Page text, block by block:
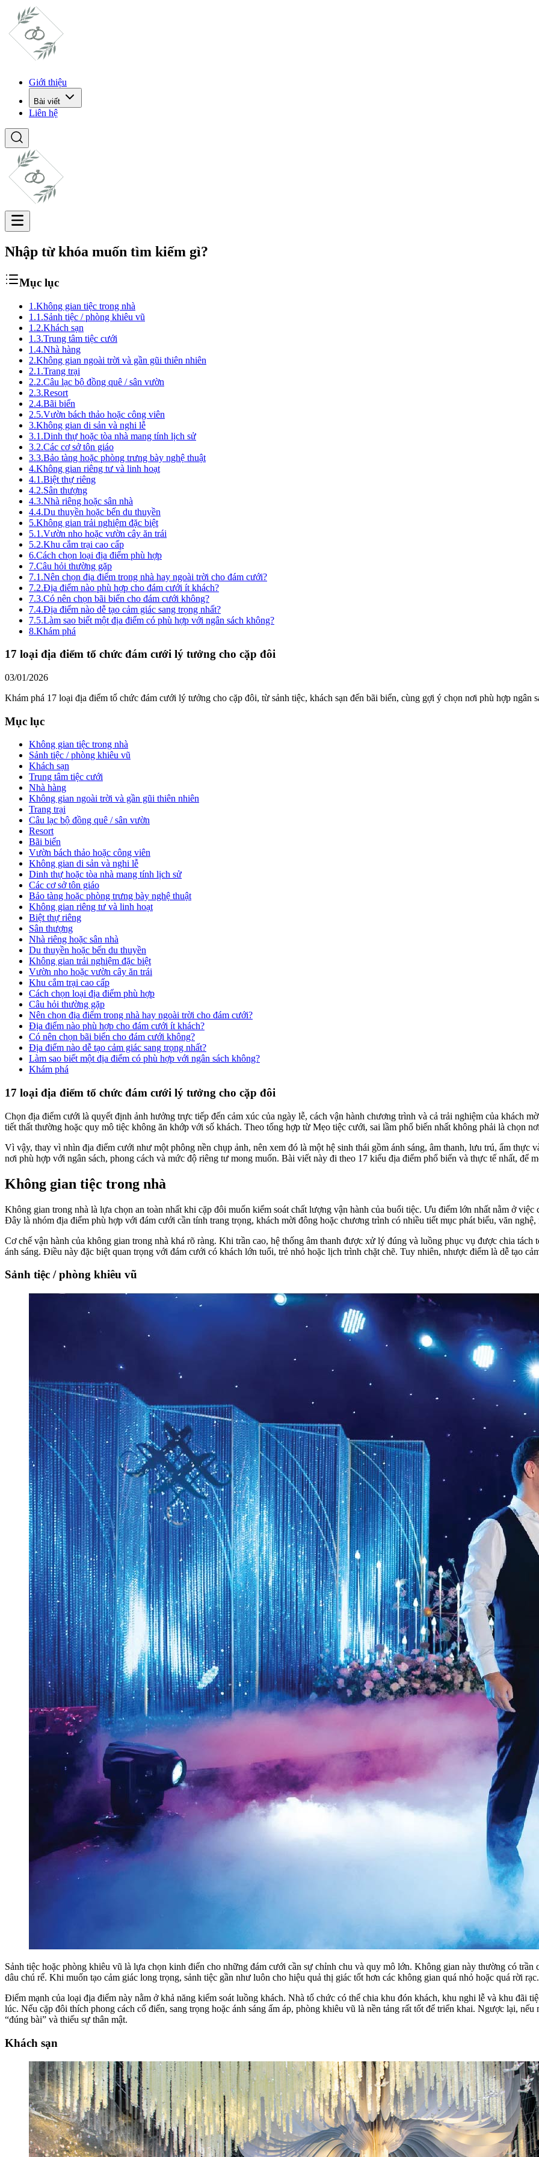
Giới thiệu
Bài viết
Liên hệ
Nhập từ khóa muốn tìm kiếm gì?
Mục lục
1.Không gian tiệc trong nhà
1.1.Sảnh tiệc / phòng khiêu vũ
1.2.Khách sạn
1.3.Trung tâm tiệc cưới
1.4.Nhà hàng
2.Không gian ngoài trời và gần gũi thiên nhiên
2.1.Trang trại
2.2.Câu lạc bộ đồng quê / sân vườn
2.3.Resort
2.4.Bãi biển
2.5.Vườn bách thảo hoặc công viên
3.Không gian di sản và nghi lễ
3.1.Dinh thự hoặc tòa nhà mang tính lịch sử
3.2.Các cơ sở tôn giáo
3.3.Bảo tàng hoặc phòng trưng bày nghệ thuật
4.Không gian riêng tư và linh hoạt
4.1.Biệt thự riêng
4.2.Sân thượng
4.3.Nhà riêng hoặc sân nhà
4.4.Du thuyền hoặc bến du thuyền
5.Không gian trải nghiệm đặc biệt
5.1.Vườn nho hoặc vườn cây ăn trái
5.2.Khu cắm trại cao cấp
6.Cách chọn loại địa điểm phù hợp
7.Câu hỏi thường gặp
7.1.Nên chọn địa điểm trong nhà hay ngoài trời cho đám cưới?
7.2.Địa điểm nào phù hợp cho đám cưới ít khách?
7.3.Có nên chọn bãi biển cho đám cưới không?
7.4.Địa điểm nào dễ tạo cảm giác sang trọng nhất?
7.5.Làm sao biết một địa điểm có phù hợp với ngân sách không?
8.Khám phá
17 loại địa điểm tổ chức đám cưới lý tưởng cho cặp đôi
03/01/2026
Khám phá 17 loại địa điểm tổ chức đám cưới lý tưởng cho cặp đôi, từ sảnh tiệc, khách sạn đến bãi biển, cùng gợi ý chọn nơi phù hợp ngân
Mục lục
Không gian tiệc trong nhà
Sảnh tiệc / phòng khiêu vũ
Khách sạn
Trung tâm tiệc cưới
Nhà hàng
Không gian ngoài trời và gần gũi thiên nhiên
Trang trại
Câu lạc bộ đồng quê / sân vườn
Resort
Bãi biển
Vườn bách thảo hoặc công viên
Không gian di sản và nghi lễ
Dinh thự hoặc tòa nhà mang tính lịch sử
Các cơ sở tôn giáo
Bảo tàng hoặc phòng trưng bày nghệ thuật
Không gian riêng tư và linh hoạt
Biệt thự riêng
Sân thượng
Nhà riêng hoặc sân nhà
Du thuyền hoặc bến du thuyền
Không gian trải nghiệm đặc biệt
Vườn nho hoặc vườn cây ăn trái
Khu cắm trại cao cấp
Cách chọn loại địa điểm phù hợp
Câu hỏi thường gặp
Nên chọn địa điểm trong nhà hay ngoài trời cho đám cưới?
Địa điểm nào phù hợp cho đám cưới ít khách?
Có nên chọn bãi biển cho đám cưới không?
Địa điểm nào dễ tạo cảm giác sang trọng nhất?
Làm sao biết một địa điểm có phù hợp với ngân sách không?
Khám phá
17 loại địa điểm tổ chức đám cưới lý tưởng cho cặp đôi
Chọn địa điểm cưới là quyết định ảnh hưởng trực tiếp đến cảm xúc của ngày lễ, cách vận hành chương trình và cả trải nghiệm của khách
tiết thất thường hoặc quy mô tiệc không ăn khớp với số khách. Theo tổng hợp từ Mẹo tiệc cưới, sai lầm phổ biến nhất không phải là chọn
Vì vậy, thay vì nhìn địa điểm cưới như một phông nền chụp ảnh, nên xem đó là một hệ sinh thái gồm ánh sáng, âm thanh, lưu trú, ẩm
nơi phù hợp với ngân sách, phong cách và mức độ riêng tư mong muốn. Bài viết này đi theo 17 kiểu địa điểm phổ biến và thực tế nhất, để
Không gian tiệc trong nhà
Không gian trong nhà là lựa chọn an toàn nhất khi cặp đôi muốn kiểm soát chất lượng vận hành của buổi tiệc. Ưu điểm lớn nhất nằm ở
Đây là nhóm địa điểm phù hợp với đám cưới cần tính trang trọng, khách mời đông hoặc chương trình có nhiều tiết mục phát biểu, văn nghệ,
Cơ chế vận hành của không gian trong nhà khá rõ ràng. Khi trần cao, hệ thống âm thanh được xử lý đúng và luồng phục vụ được chia
ánh sáng. Điều này đặc biệt quan trọng với đám cưới có khách lớn tuổi, trẻ nhỏ hoặc lịch trình chặt chẽ. Tuy nhiên, nhược điểm là dễ tạo
Sảnh tiệc / phòng khiêu vũ
Sảnh tiệc hoặc phòng khiêu vũ là lựa chọn kinh điển cho những đám cưới cần sự chỉnh chu và quy mô lớn. Không gian này thường có trần
dâu chú rể. Khi muốn tạo cảm giác long trọng, sảnh tiệc gần như luôn cho hiệu quả thị giác tốt hơn các không gian quá nhỏ hoặc quá rời rạc.
Điểm mạnh của loại địa điểm này nằm ở khả năng kiểm soát luồng khách. Nhà tổ chức có thể chia khu đón khách, khu nghi lễ và khu đãi
lúc. Nếu cặp đôi thích phong cách cổ điển, sang trọng hoặc ánh sáng ấm áp, phòng khiêu vũ là nền tảng rất tốt để triển khai. Ngược lại,
“đúng bài” và thiếu sự thân mật.
Khách sạn